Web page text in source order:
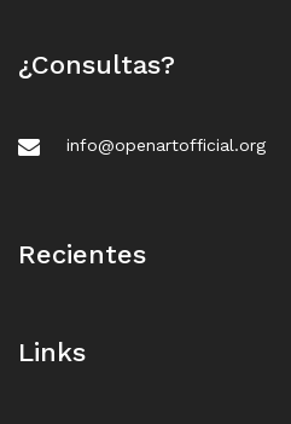
¿Consultas?
info@openartofficial.org
Recientes
Links